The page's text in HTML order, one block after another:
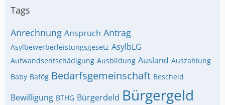
Tags
Anrechnung Anspruch Antrag
Asylbewerberleistungsgesetz AsylbLG
Aufwandsentschädigung Ausbildung Ausland Auszahlung
Baby Bafög Bedarfsgemeinschaft Bescheid
Bewilligung BTHG Bürgerdeld Bürgergeld